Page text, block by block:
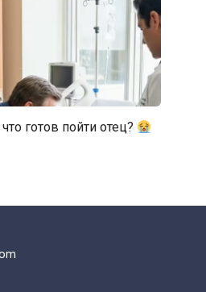
готов пойти отец?